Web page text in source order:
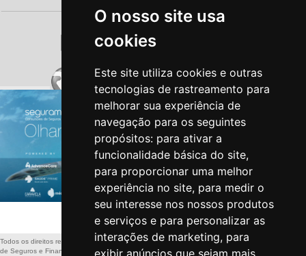
O nosso site usa
cookies
Este site utiliza cookies e outras
tecnologias de rastreamento para
melhorar sua experiência de
navegação para os seguintes
propósitos: para ativar a
funcionalidade básica do site,
para proporcionar uma melhor
experiência no site, para medir o
seu interesse nos nossos produtos
e serviços e para personalizar as
interações de marketing, para
exibir anúncios que sejam mais
Politica de Privacidade -Politica de Cookies
Todos os direitos reservados a: SEGURAMENTE – Sociedade de Mediação
de Seguros e Financiamentos, Lda